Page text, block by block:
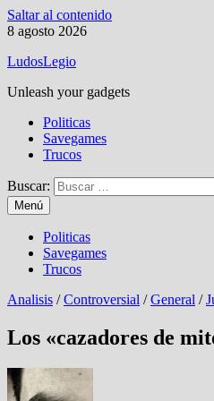
Saltar al contenido
8 agosto 2026
LudosLegio
Unleash your gadgets
Politicas
Savegames
Trucos
Buscar:
Menú
Politicas
Savegames
Trucos
Analisis /Controversial /General /
Los «cazadores de